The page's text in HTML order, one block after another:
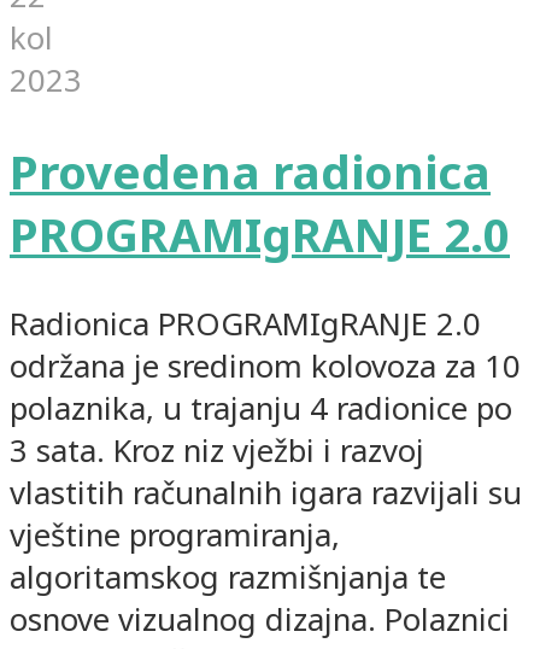
kol
2023
Provedena radionica
PROGRAMIgRANJE 2.0
Radionica PROGRAMIgRANJE 2.0
održana je sredinom kolovoza za 10
polaznika, u trajanju 4 radionice po
3 sata. Kroz niz vježbi i razvoj
vlastitih računalnih igara razvijali su
vještine programiranja,
algoritamskog razmišnjanja te
osnove vizualnog dizajna. Polaznici